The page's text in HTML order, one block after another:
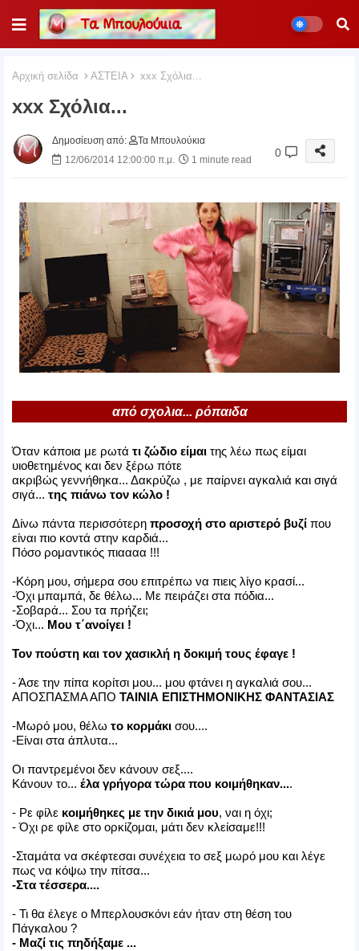
Αρχική σελίδα ΑΣΤΕΙΑ xxx Σχόλια...
xxx Σχόλια...
Δημοσίευση από:
Τα Μπουλούκια
12/06/2014 12:00:00 π.μ.
1 minute read
0
από σχολια... ρόπαιδα
Όταν κάποια με ρωτά τι ζώδιο είμαι της λέω πως είμαι
υιοθετημένος και δεν ξέρω πότε
ακριβώς γεννήθηκα... Δακρύζω , με παίρνει αγκαλιά και σιγά
σιγά... της πιάνω τον κώλο !
Δίνω πάντα περισσότερη προσοχή στο αριστερό βυζί που
είναι πιο κοντά στην καρδιά...
Πόσο ρομαντικός πιαααα !!!
-Κόρη μου, σήμερα σου επιτρέπω να πιεις λίγο κρασί...
-Όχι μπαμπά, δε θέλω... Με πειράζει στα πόδια...
-Σοβαρά... Σου τα πρήζει;
-Όχι... Μου τ΄ανοίγει !
Τον πούστη και τον χασικλή η δοκιμή τους έφαγε !
- Άσε την πίπα κορίτσι μου... μου φτάνει η αγκαλιά σου...
ΑΠΟΣΠΑΣΜΑ ΑΠΟ ΤΑΙΝΙΑ ΕΠΙΣΤΗΜΟΝΙΚΗΣ ΦΑΝΤΑΣΙΑΣ
-Μωρό μου, θέλω το κορμάκι σου....
-Είναι στα άπλυτα...
Οι παντρεμένοι δεν κάνουν σεξ....
Κάνουν το... έλα γρήγορα τώρα που κοιμήθηκαν....
- Ρε φίλε κοιμήθηκες με την δικιά μου, ναι η όχι;
- Όχι ρε φίλε στο ορκίζομαι, μάτι δεν κλείσαμε!!!
-Σταμάτα να σκέφτεσαι συνέχεια το σεξ μωρό μου και λέγε
πως να κόψω την πίτσα...
-Στα τέσσερα....
- Τι θα έλεγε ο Μπερλουσκόνι εάν ήταν στη θέση του
Πάγκαλου ?
- Μαζί τις πηδήξαμε ...